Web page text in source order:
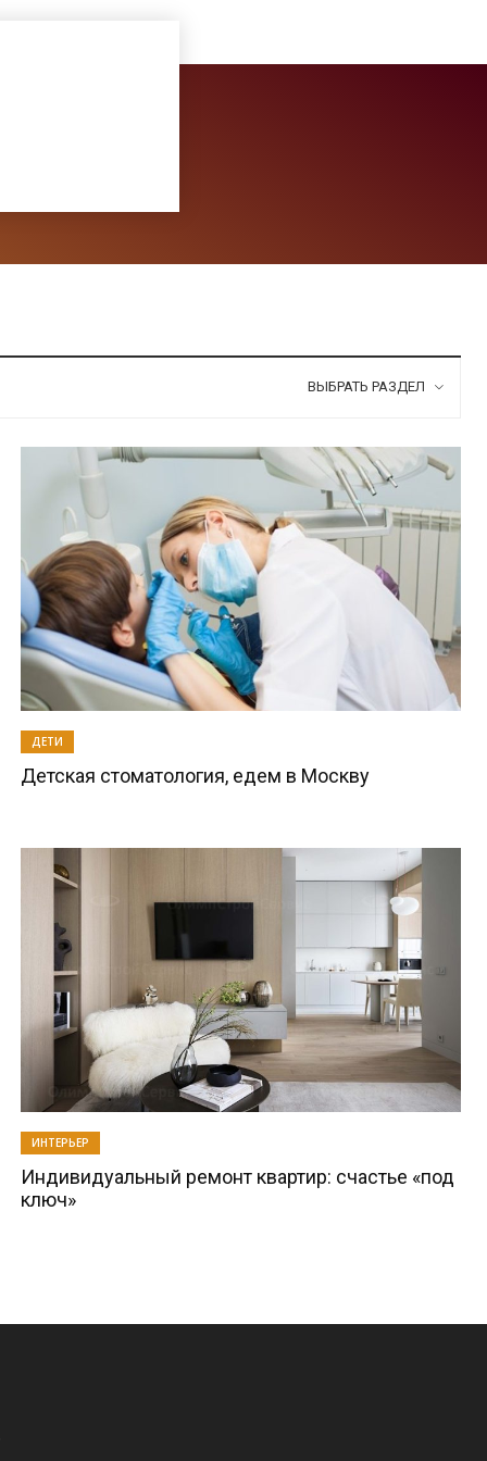
ВЫБРАТЬ РАЗДЕЛ
ДЕТИ
Детская стоматология, едем в Москву
ИНТЕРЬЕР
Индивидуальный ремонт квартир: счастье «под
ключ»